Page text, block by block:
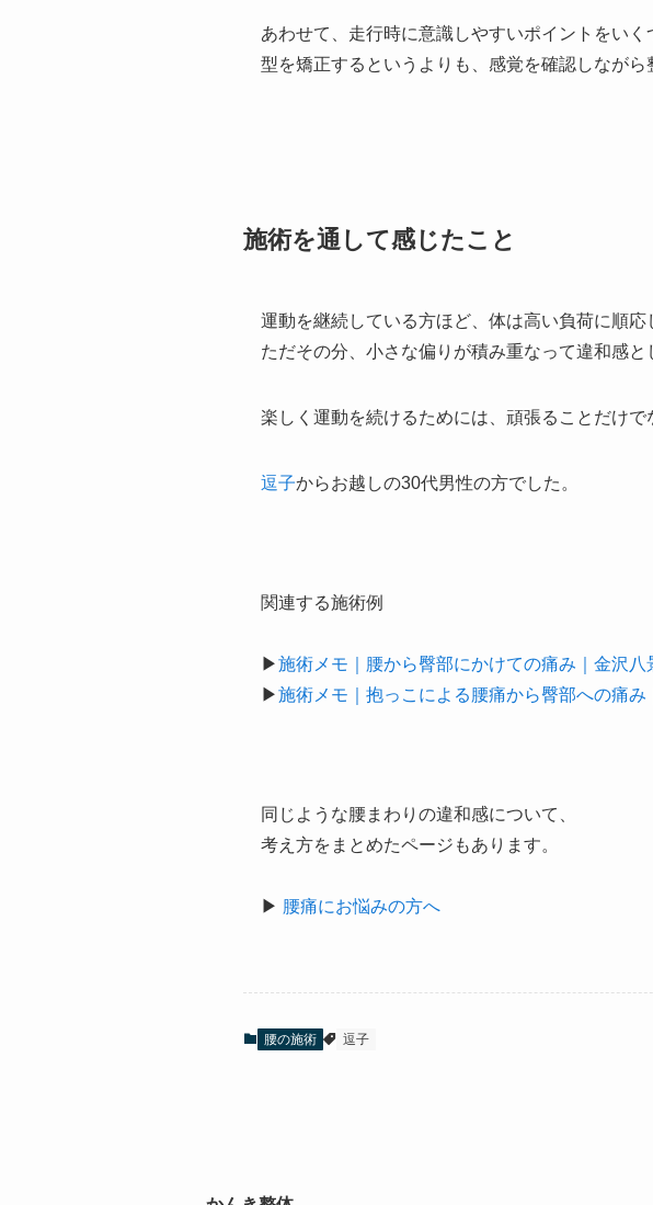
あわせて、走行時に意識しやすいポイントをいく
型を矯正するというよりも、感覚を確認しながら
施術を通して感じたこと
運動を継続している方ほど、体は高い負荷に順応
ただその分、小さな偏りが積み重なって違和感と
楽しく運動を続けるためには、頑張ることだけ
逗子からお越しの30代男性の方でした。
関連する施術例
▶施術メモ｜腰から臀部にかけての痛み｜金沢八
▶施術メモ｜抱っこによる腰痛から臀部への痛み
同じような腰まわりの違和感について、
考え方をまとめたページもあります。
▶ 腰痛にお悩みの方へ
腰の施術 逗子